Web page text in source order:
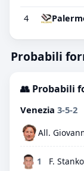
4
Probabili
👥 Probabili
Venezia 3-5-2
All.
1 F.